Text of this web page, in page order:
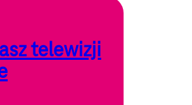
telewizji